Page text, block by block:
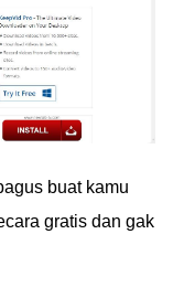
buat kamu
gratis dan gak